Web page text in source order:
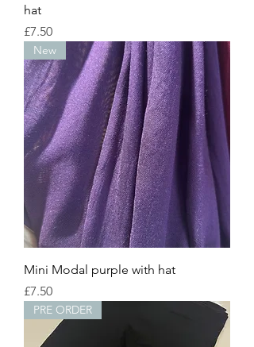
hat
Price
£7.50
New
Mini Modal purple with hat
Price
£7.50
PRE ORDER